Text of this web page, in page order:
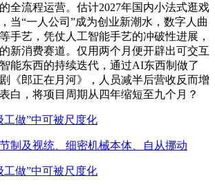
全流程运营。估计2027年国内小法式逛戏
当“一人公司”成为创业新潮水，数字人曲
手艺，凭仗人工智能手艺的冲破性进展，
新消费赛道。仅用两个月便开辟出可交互
能东西的持续迭代，通过AI东西制做了
《郎正在月河》，人员减半后营收反而增
白，将项目周期从四年缩短至九个月？
工做”中可被尺度化
制及视统、细密机械本体、自从挪动
工做”中可被尺度化